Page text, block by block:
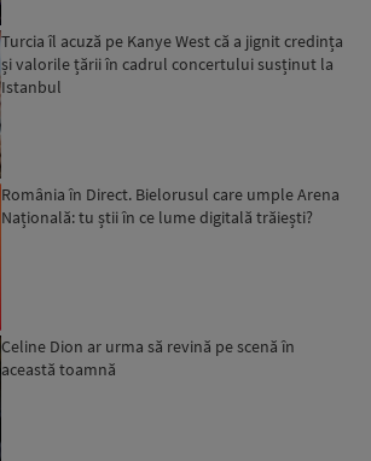
Turcia îl acuză pe Kanye West că a jignit credința
și valorile țării în cadrul concertului susținut la
Istanbul
România în Direct. Bielorusul care umple Arena
Națională: tu știi în ce lume digitală trăiești?
Celine Dion ar urma să revină pe scenă în
această toamnă